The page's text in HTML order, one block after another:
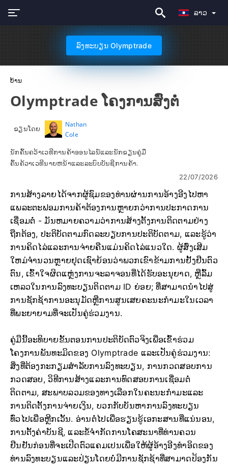
ລາວ
ລົງທະບຽນ Olymptrade
ບ້ານ
Olymptrade ໂຄງການສົ່ງຕໍ່
ຂຽນໂດຍ
Nathan
Cole
ນັກຄົ້ນຄວ້າເວທີການຄ້າອອນໄລນ໌ແລະນັກຂຽນຄູ່ມື
ຄົ້ນຄ້ວາເວທີນາຍຫນ້າແລະລະບົບບັນຊີການຄ້າ.
22/07/2026
ການສ້າງລາຍໄດ້ຈາກຜູ້ຊົມຂອງທ່ານຜ່ານການອ້າງອີງໄປຫາ
ແພລະຕະຟອມການຄ້າຕ້ອງການຫຼາຍກວ່າການປະກາດການ
ເຊື່ອມຕໍ່ - ມັນຫມາຍຄວາມວ່າການສ້າງຕັ້ງການຕິດຕາມຢ່າງ
ຖືກຕ້ອງ, ປະຕິບັດຕາມກົດລະບຽບການປະຕິບັດຕາມ, ແລະຮູ້ວ່າ
ການຄິດໄລ່ແລະການຈ່າຍຄືນແມ່ນຄິດໄລ່ແນວໃດ. ຜູ້ສົ່ງເສີມ
ໃຫມ່ຈໍານວນຫຼາຍຢຸດເຊົາຍ້ອນວ່າພວກເຂົາຂ້າມການຢັ້ງຢືນຕົວ
ຕົນ, ເຂົ້າໃຈຜິດແຫຼ່ງການຈະລາຈອນທີ່ໄດ້ຮັບອະນຸຍາດ, ຫຼືລົ້ມ
ເຫລວໃນການລົງທະບຽນຕິດຕາມ ID ຍ່ອຍ; ທີ່ສາມາດນໍາໄປສູ່
ການຊັກຊ້າການອະນຸມັດຫຼືການສູນເສຍຄະນະກໍາມະໃນເວລາ
ທີ່ພະຍາຍາມທີ່ຈະເປັນຄູ່ຮ່ວມງານ.
ຄູ່ມືນີ້ອະທິບາຍຂັ້ນຕອນການປະຕິບັດຕົວຈິງເພື່ອເຂົ້າຮ່ວມ
ໂຄງການພັນທະມິດຂອງ Olymptrade ແລະເປັນຄູ່ຮ່ວມງານ:
ສິ່ງທີ່ຕ້ອງກະກຽມສໍາລັບການລົງທະບຽນ, ການກວດສອບການ
ກວດສອບ, ວິທີການສ້າງແລະການທົດສອບການເຊື່ອມຕໍ່
ຕິດຕາມ, ສະພາບລວມຂອງທາງເລືອກໃນຄະນະກໍາມະແລະ
ການຕິດຕັ້ງການຈ່າຍເງິນ, ບວກກັບບັນຫາການລົງທະບຽນ
ທົ່ວໄປເພື່ອຫຼີກເວັ້ນ. ອ່ານຕໍ່ໄປເພື່ອຮຽນຮູ້ເອກະສານທີ່ແນ່ນອນ,
ການຕັ້ງຄ່າບັນຊີ, ແລະຂໍ້ຈໍາກັດການໂຄສະນາທີ່ທ່ານຄວນ
ຢືນຢັນກ່ອນທີ່ຈະເປີດຕົວແຄມເປນເພື່ອໃຫ້ຜູ້ອ້າງອີງທໍາອິດຂອງ
ທ່ານລົງທະບຽນແລະປ່ຽນໂດຍບໍ່ມີການຊັກຊ້າທີ່ສາມາດປ້ອງກັນ